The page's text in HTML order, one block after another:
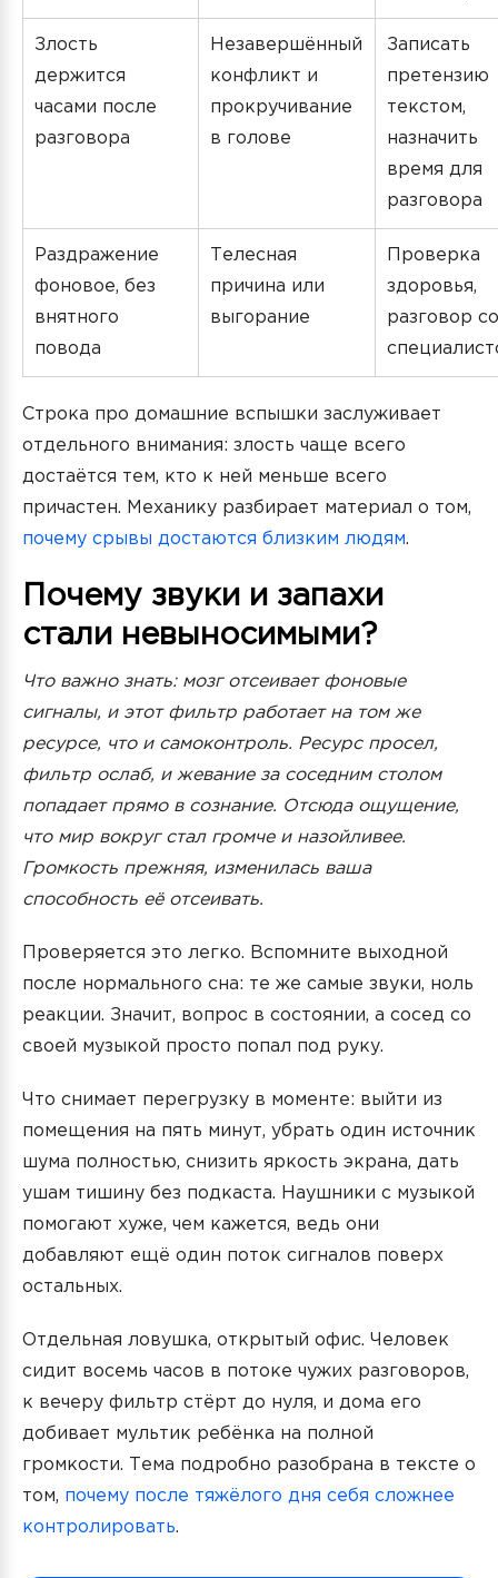
Злость
держится
часами после
разговора
Незавершённый
конфликт и
прокручивание
в голове
Записать
претензию
текстом,
назначить
время для
разговора
Раздражение
фоновое, без
внятного
повода
Телесная
причина или
выгорание
Проверка
здоровья,
разговор со
Строка про домашние вспышки заслуживает
отдельного внимания: злость чаще всего
достаётся тем, кто к ней меньше всего
причастен. Механику разбирает материал о том,
почему срывы достаются близким людям.
Почему звуки и запахи
стали невыносимыми?
Что важно знать: мозг отсеивает фоновые
сигналы, и этот фильтр работает на том же
ресурсе, что и самоконтроль. Ресурс просел,
фильтр ослаб, и жевание за соседним столом
попадает прямо в сознание. Отсюда ощущение,
что мир вокруг стал громче и назойливее.
Громкость прежняя, изменилась ваша
способность её отсеивать.
Проверяется это легко. Вспомните выходной
после нормального сна: те же самые звуки, ноль
реакции. Значит, вопрос в состоянии, а сосед со
своей музыкой просто попал под руку.
Что снимает перегрузку в моменте: выйти из
помещения на пять минут, убрать один источник
шума полностью, снизить яркость экрана, дать
ушам тишину без подкаста. Наушники с музыкой
помогают хуже, чем кажется, ведь они
добавляют ещё один поток сигналов поверх
остальных.
Отдельная ловушка, открытый офис. Человек
сидит восемь часов в потоке чужих разговоров,
к вечеру фильтр стёрт до нуля, и дома его
добивает мультик ребёнка на полной
громкости. Тема подробно разобрана в тексте о
том, почему после тяжёлого дня себя сложнее
контролировать.